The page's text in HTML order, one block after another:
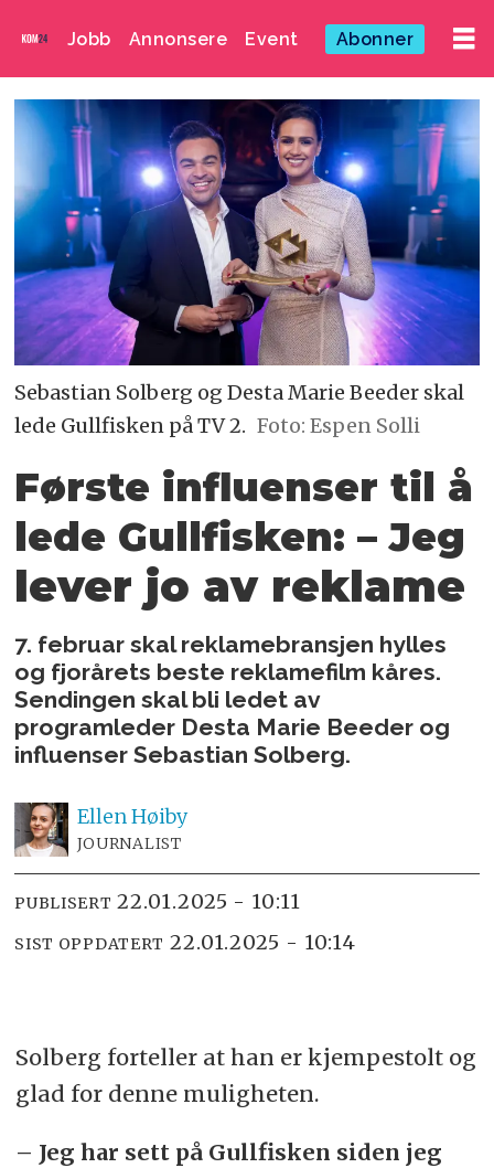
Jobb Annonsere Event Abonner
Sebastian Solberg og Desta Marie Beeder skal
lede Gullfisken på TV 2. Foto: Espen Solli
Første influenser til å
lede Gullfisken:– Jeg
lever jo av reklame
7. februar skal reklamebransjen hylles
og fjorårets beste reklamefilm kåres.
Sendingen skal bli ledet av
programleder Desta Marie Beeder og
influenser Sebastian Solberg.
EllenHøiby
JOURNALIST
PUBLISERT 22.01.2025 - 10:11
SIST OPPDATERT 22.01.2025 - 10:14
Solberg forteller at han er kjempestolt og
glad for denne muligheten.
– Jeg har sett på Gullfisken siden jeg